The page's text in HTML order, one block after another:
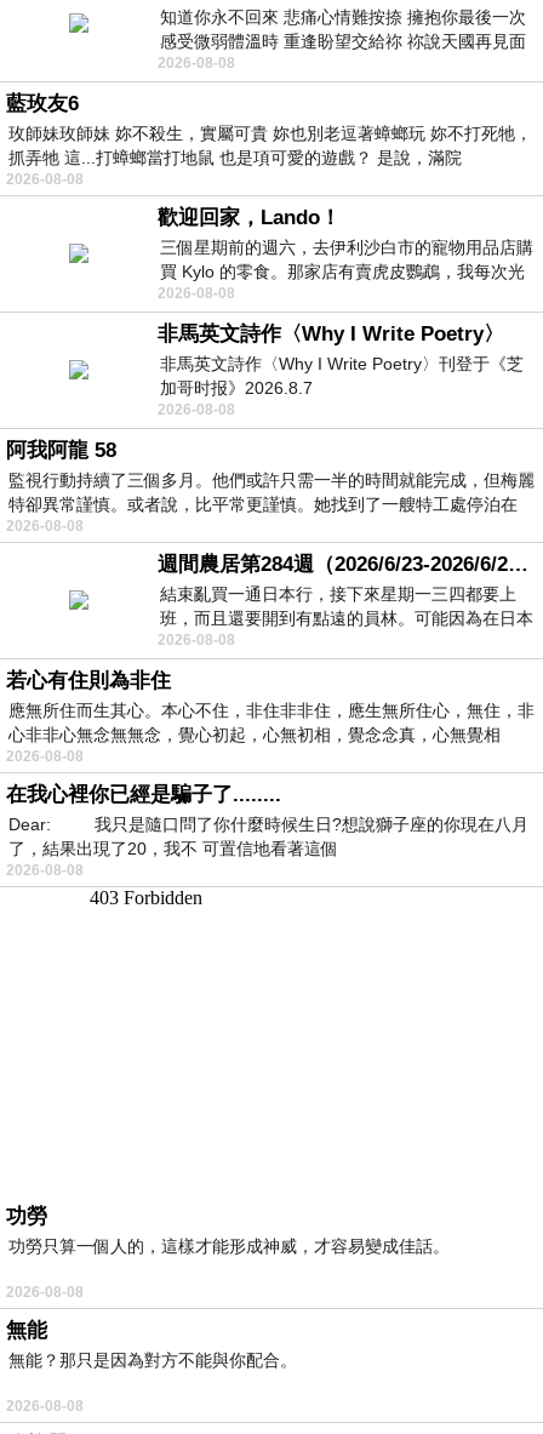
知道你永不回來 悲痛心情難按捺 擁抱你最後一次
感受微弱體溫時 重逢盼望交給祢 祢說天國再見面
此刻忍淚說別離 他日靈魂再
2026-08-08
藍玫友6
玫師妹玫師妹 妳不殺生，實屬可貴 妳也別老逗著蟑螂玩 妳不打死牠，
抓弄牠 這...打蟑螂當打地鼠 也是項可愛的遊戲？ 是說，滿院
2026-08-08
歡迎回家，Lando！
三個星期前的週六，去伊利沙白市的寵物用品店購
買 Kylo 的零食。那家店有賣虎皮鸚鵡，我每次光
顧都會去看一下。他們偶爾會引進 C
2026-08-08
非馬英文詩作〈Why I Write Poetry〉
非馬英文詩作〈Why I Write Poetry〉刊登于《芝
加哥时报》2026.8.7
2026-08-08
阿我阿龍 58
監視行動持續了三個多月。他們或許只需一半的時間就能完成，但梅麗
特卻異常謹慎。或者說，比平常更謹慎。她找到了一艘特工處停泊在
2026-08-08
週間農居第284週（2026/6/23-2026/6/24) 夏至 金黃稻浪洋溢豐收喜悅
結束亂買一通日本行，接下來星期一三四都要上
班，而且還要開到有點遠的員林。可能因為在日本
花不少錢，星期一出門上班時，心裡沒有一
2026-08-08
若心有住則為非住
應無所住而生其心。本心不住，非住非非住，應生無所住心，無住，非
心非非心無念無無念，覺心初起，心無初相，覺念念真，心無覺相
2026-08-08
在我心裡你已經是騙子了........
Dear: 我只是隨口問了你什麼時候生日?想說獅子座的你現在八月
了，結果出現了20，我不 可置信地看著這個
2026-08-08
功勞
功勞只算一個人的，這樣才能形成神威，才容易變成佳話。
2026-08-08
無能
無能？那只是因為對方不能與你配合。
2026-08-08